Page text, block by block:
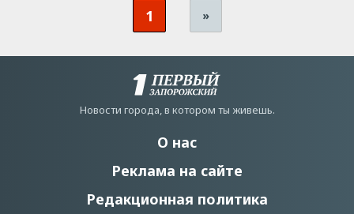
1 »
Новости города, в котором ты живешь.
О нас
Реклама на сайте
Редакционная политика